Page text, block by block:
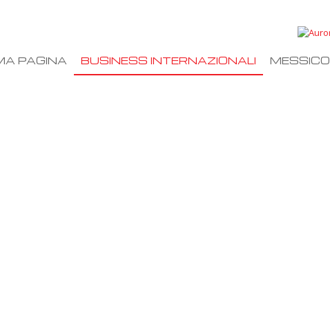
PAGINA BUSINESS INTERNAZIONALI MESSICO